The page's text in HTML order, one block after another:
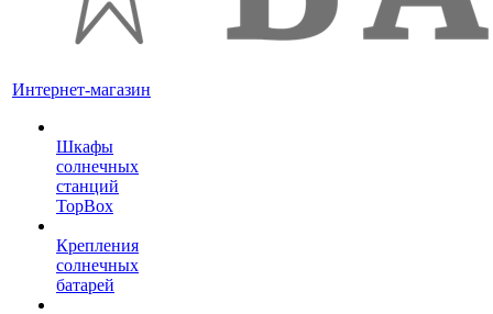
Интернет-магазин
Шкафы
солнечных
станций
TopBox
Крепления
солнечных
батарей